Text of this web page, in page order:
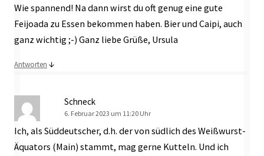
Wie spannend! Na dann wirst du oft genug eine gute
Feijoada zu Essen bekommen haben. Bier und Caipi, auch
ganz wichtig ;-) Ganz liebe Grüße, Ursula
Antworten ↓
Schneck
6. Februar 2023 um 11:20 Uhr
Ich, als Süddeutscher, d.h. der von südlich des Weißwurst-
Äquators (Main) stammt, mag gerne Kutteln. Und ich